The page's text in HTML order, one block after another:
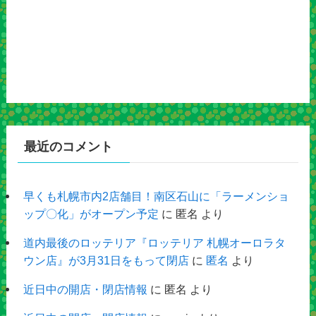
最近のコメント
早くも札幌市内2店舗目！南区石山に「ラーメンショ
ップ〇化」がオープン予定 に 匿名 より
道内最後のロッテリア『ロッテリア 札幌オーロラタ
ウン店』が3月31日をもって閉店に 匿名 より
近日中の開店・閉店情報 に 匿名 より